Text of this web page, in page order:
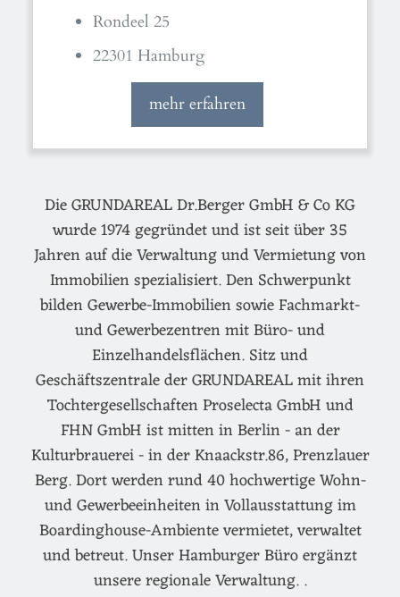
Rondeel 25
22301 Hamburg
mehr erfahren
Die GRUNDAREAL Dr.Berger GmbH & Co KG
wurde 1974 gegründet und ist seit über 35
Jahren auf die Verwaltung und Vermietung von
Immobilien spezialisiert. Den Schwerpunkt
bilden Gewerbe-Immobilien sowie Fachmarkt-
und Gewerbezentren mit Büro- und
Einzelhandelsflächen. Sitz und
Geschäftszentrale der GRUNDAREAL mit ihren
Tochtergesellschaften Proselecta GmbH und
FHN GmbH ist mitten in Berlin - an der
Kulturbrauerei - in der Knaackstr.86, Prenzlauer
Berg. Dort werden rund 40 hochwertige Wohn-
und Gewerbeeinheiten in Vollausstattung im
Boardinghouse-Ambiente vermietet, verwaltet
und betreut. Unser Hamburger Büro ergänzt
unsere regionale Verwaltung. .